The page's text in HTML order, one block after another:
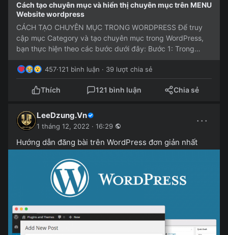
Cách tạo chuyên mục và hiển thị chuyên mục trên MENU
Website wordpress
CÁCH TẠO CHUYÊN MỤC TRONG WORDPRESS Để truy
cập mục Category và tạo chuyên mục trong WordPress,
bạn thực hiện theo các bước dưới đây: Bước 1: Trong
457·121 bình luận · 39 lượt chia sẻ
Thích 121 bình luận Chia sẻ
LeeDzung.Vn
1 tháng 12, 2022 · 16:29 ···
Hướng dẫn đăng bài trên WordPress đơn giản nhất